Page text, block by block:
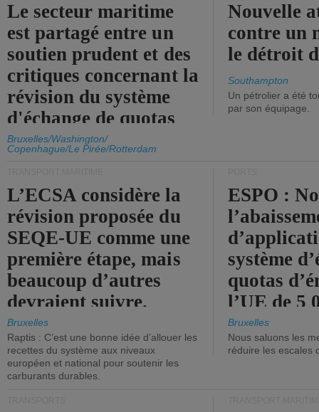
Le secteur maritime
est partagé entre un
soutien prudent et des
critiques concernant la
révision du système
d'échange de quotas
d'émission de l'UE.
Bruxelles/Washington/
Copenhague/Le Pirée/Rotterdam
Nouvelle
contre un
le détroit
Southampton
Un pétrolier a été
par son équipage.
L’ECSA considère la
révision proposée du
SEQE-UE comme une
première étape, mais
beaucoup d’autres
devraient suivre.
Bruxelles
Raptis : C’est une bonne idée d’allouer les
recettes du système aux niveaux
européen et national pour soutenir les
carburants durables.
ESPO :
système
quotas
l’UE de 5
tonneaux
brute.
Bruxelles
Nous saluons les
réduire les escales